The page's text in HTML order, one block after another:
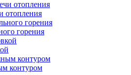
отопления
горения
контуром